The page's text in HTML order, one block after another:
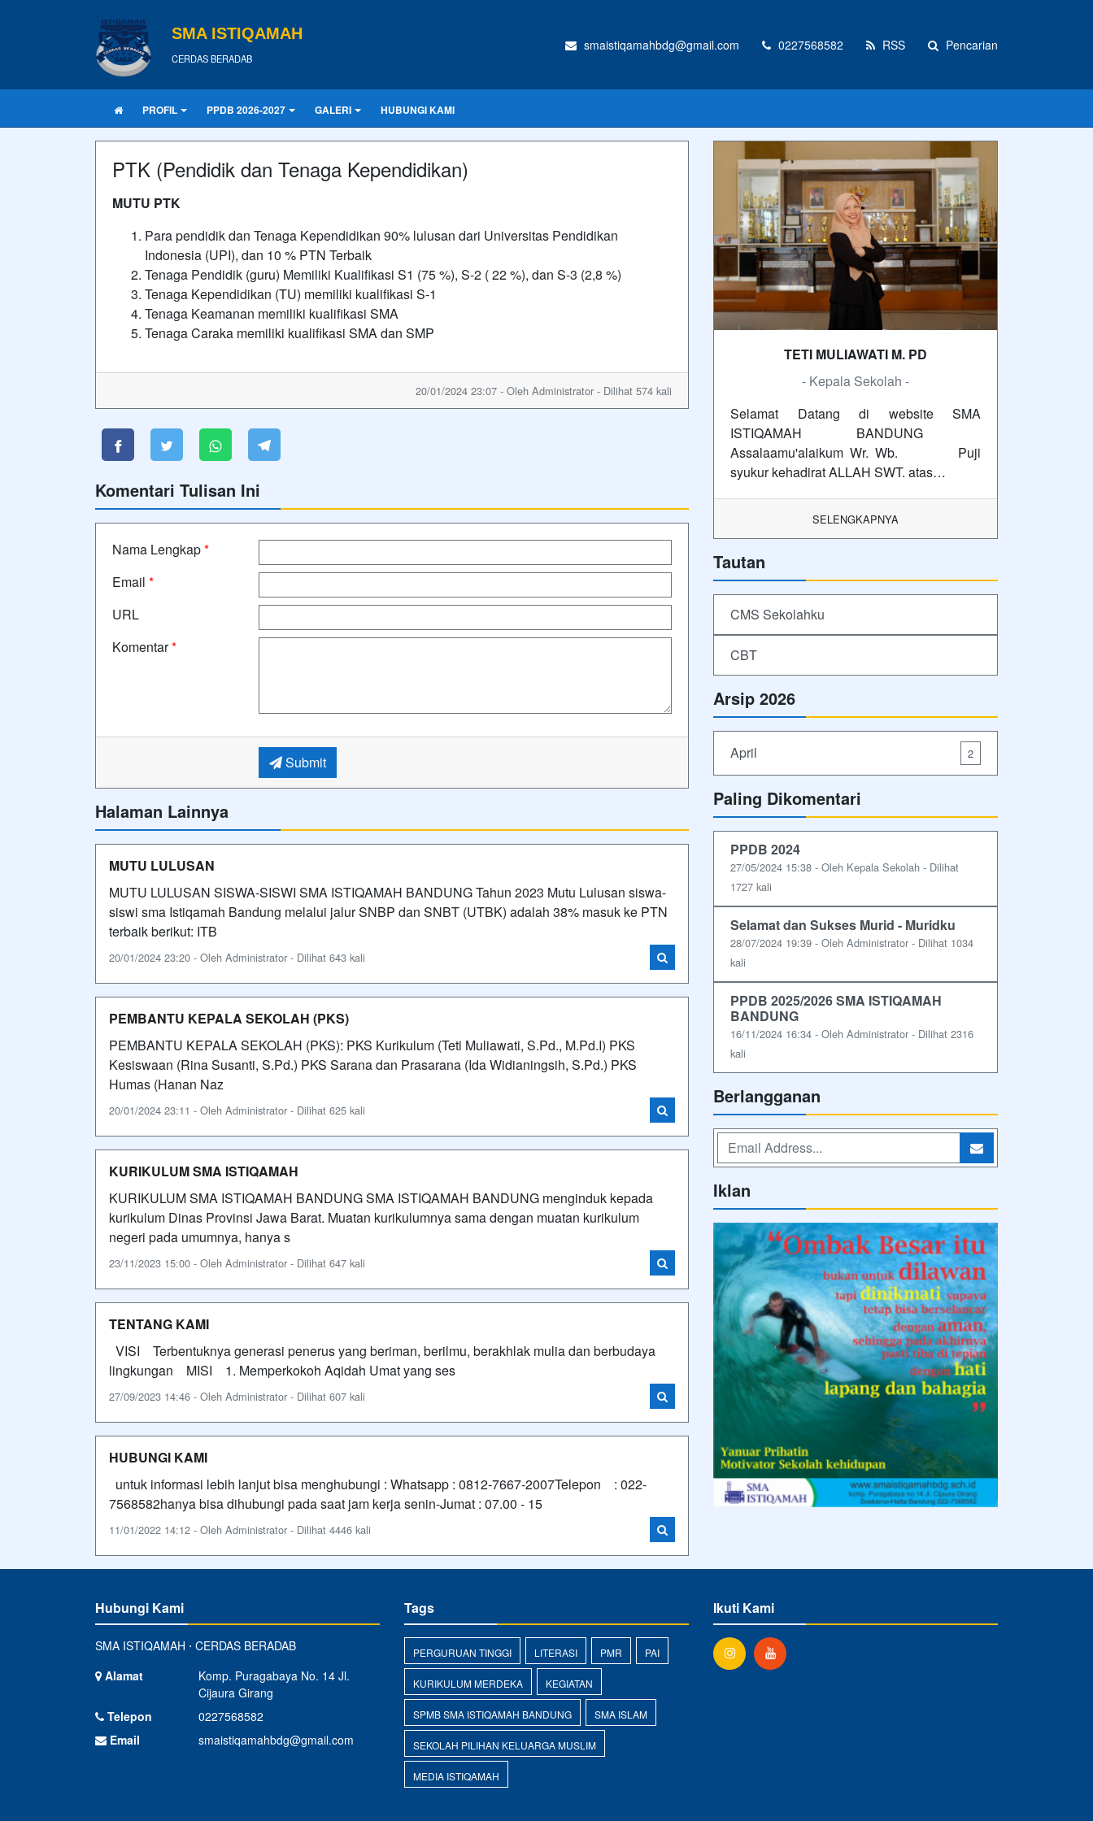
SMA ISTIQAMAH
CERDAS BERADAB
smaistiqamahbdg@gmail.com 0227568582 RSS Pencarian
PROFIL PPDB 2026-2027 GALERI HUBUNGI KAMI
PTK (Pendidik dan Tenaga Kependidikan)
MUTU PTK
Para pendidik dan Tenaga Kependidikan 90% lulusan dari Universitas Pendidikan
Indonesia (UPI), dan 10 % PTN Terbaik
Tenaga Pendidik (guru) Memiliki Kualifikasi S1 (75 %), S-2 ( 22 %), dan S-3 (2,8 %)
Tenaga Kependidikan (TU) memiliki kualifikasi S-1
Tenaga Keamanan memiliki kualifikasi SMA
Tenaga Caraka memiliki kualifikasi SMA dan SMP
20/01/2024 23:07 - Oleh Administrator - Dilihat 574 kali
Komentari Tulisan Ini
Nama Lengkap*
Email *
URL
Komentar*
Submit
Halaman Lainnya
MUTU LULUSAN
MUTU LULUSAN SISWA-SISWI SMA ISTIQAMAH BANDUNG Tahun 2023 Mutu Lulusan siswa-
siswi sma Istiqamah Bandung melalui jalur SNBP dan SNBT (UTBK) adalah 38% masuk ke PTN
terbaik berikut: ITB
20/01/2024 23:20 - Oleh Administrator - Dilihat 643 kali
PEMBANTU KEPALA SEKOLAH (PKS)
PEMBANTU KEPALA SEKOLAH (PKS): PKS Kurikulum (Teti Muliawati, S.Pd., M.Pd.I) PKS
Kesiswaan (Rina Susanti, S.Pd.) PKS Sarana dan Prasarana (Ida Widianingsih, S.Pd.) PKS
Humas (Hanan Naz
20/01/2024 23:11 - Oleh Administrator - Dilihat 625 kali
KURIKULUM SMA ISTIQAMAH
KURIKULUM SMA ISTIQAMAH BANDUNG SMA ISTIQAMAH BANDUNG menginduk kepada
kurikulum Dinas Provinsi Jawa Barat. Muatan kurikulumnya sama dengan muatan kurikulum
negeri pada umumnya, hanya s
23/11/2023 15:00 - Oleh Administrator - Dilihat 647 kali
TENTANG KAMI
VISI Terbentuknya generasi penerus yang beriman, berilmu, berakhlak mulia dan berbudaya
lingkungan MISI 1. Memperkokoh Aqidah Umat yang ses
27/09/2023 14:46 - Oleh Administrator - Dilihat 607 kali
HUBUNGI KAMI
untuk informasi lebih lanjut bisa menghubungi : Whatsapp : 0812-7667-2007Telepon : 022-
7568582hanya bisa dihubungi pada saat jam kerja senin-Jumat : 07.00 - 15
11/01/2022 14:12 - Oleh Administrator - Dilihat 4446 kali
TETI MULIAWATI M. PD
- Kepala Sekolah -
Selamat Datang di website SMA
ISTIQAMAH BANDUNG
Assalaamu'alaikum Wr. Wb. Puji
syukur kehadirat ALLAH SWT. atas…
SELENGKAPNYA
Tautan
CMS Sekolahku
CBT
Arsip 2026
April 2
Paling Dikomentari
PPDB 2024
27/05/2024 15:38 - Oleh Kepala Sekolah - Dilihat
1727 kali
Selamat dan Sukses Murid - Muridku
28/07/2024 19:39 - Oleh Administrator - Dilihat 1034
kali
PPDB 2025/2026 SMA ISTIQAMAH
BANDUNG
16/11/2024 16:34 - Oleh Administrator - Dilihat 2316
kali
Berlangganan
Iklan
Hubungi Kami
SMA ISTIQAMAH ⋅ CERDAS BERADAB
Alamat
Komp. Puragabaya No. 14 Jl.
Cijaura Girang
Telepon
0227568582
Email
smaistiqamahbdg@gmail.com
Tags
PERGURUAN TINGGI LITERASI PMR PAI
KURIKULUM MERDEKA KEGIATAN
SPMB SMA ISTIQAMAH BANDUNG SMA ISLAM
SEKOLAH PILIHAN KELUARGA MUSLIM
MEDIA ISTIQAMAH
Ikuti Kami